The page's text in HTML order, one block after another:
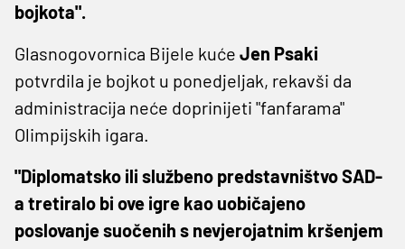
bojkota".
Glasnogovornica Bijele kuće Jen Psaki
potvrdila je bojkot u ponedjeljak, rekavši da
administracija neće doprinijeti "fanfarama"
Olimpijskih igara.
"Diplomatsko ili službeno predstavništvo SAD-
a tretiralo bi ove igre kao uobičajeno
poslovanje suočenih s nevjerojatnim kršenjem